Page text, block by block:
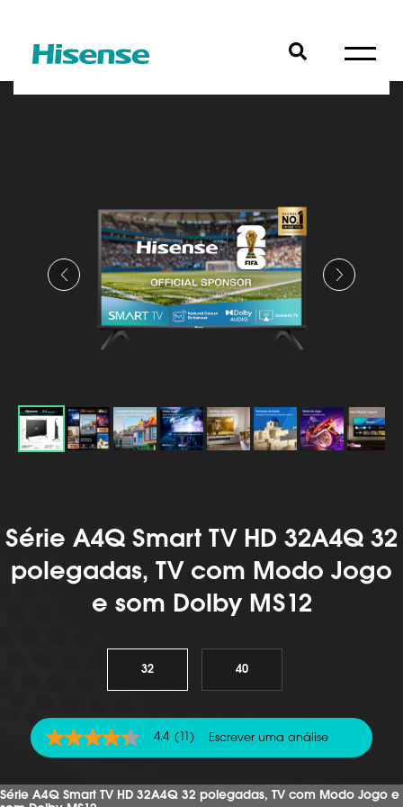
Série A4Q Smart TV HD 32A4Q 32
polegadas, TV com Modo Jogo
e som Dolby MS12
32 40
4.4
de
estrelas,
valor
4.4 (11) Escrever uma análise
Série A4Q Smart TV HD 32A4Q 32 polegadas, TV com Modo Jogo e